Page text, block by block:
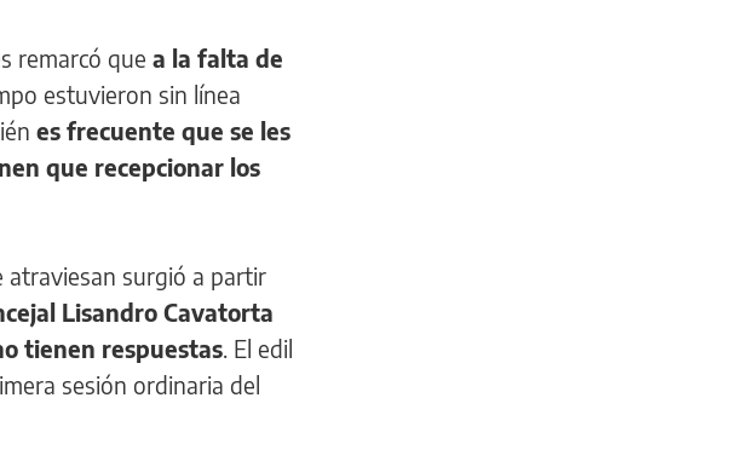
remarcó que a la falta de
estuvieron sin línea
es frecuente que se les
que recepcionar los
atraviesan surgió a partir
Lisandro Cavatorta
tienen respuestas . El edil
sesión ordinaria del